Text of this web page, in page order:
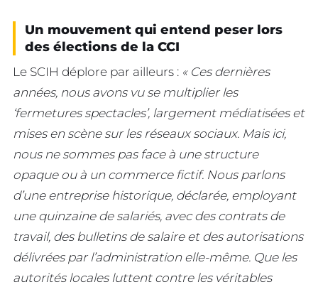
Un mouvement qui entend peser lors
des élections de la CCI
Le SCIH déplore par ailleurs : « Ces dernières
années, nous avons vu se multiplier les
‘fermetures spectacles’, largement médiatisées et
mises en scène sur les réseaux sociaux. Mais ici,
nous ne sommes pas face à une structure
opaque ou à un commerce fictif. Nous parlons
d’une entreprise historique, déclarée, employant
une quinzaine de salariés, avec des contrats de
travail, des bulletins de salaire et des autorisations
délivrées par l’administration elle-même. Que les
autorités locales luttent contre les véritables